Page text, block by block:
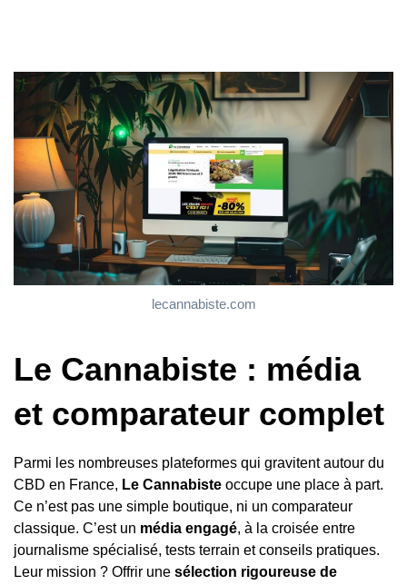
lecannabiste.com
Le Cannabiste : média
et comparateur complet
Parmi les nombreuses plateformes qui gravitent autour du
CBD en France, Le Cannabiste occupe une place à part.
Ce n’est pas une simple boutique, ni un comparateur
classique. C’est un média engagé, à la croisée entre
journalisme spécialisé, tests terrain et conseils pratiques.
Leur mission ? Offrir une sélection rigoureuse de